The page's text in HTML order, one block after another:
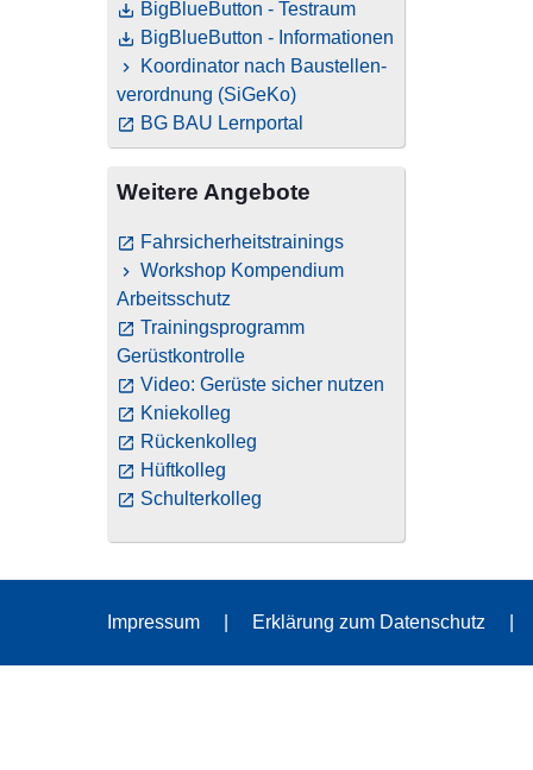
BigBlueButton - Testraum
BigBlueButton - Informationen
Koordinator nach Baustellen­
verordnung (SiGeKo)
BG BAU Lernportal
Weitere Angebote
Fahrsicherheitstrainings
Workshop Kompendium
Arbeitsschutz
Trainingsprogramm
Gerüstkontrolle
Video: Gerüste sicher nutzen
Kniekolleg
Rückenkolleg
Hüftkolleg
Schulterkolleg
Impressum Erklärung zum Datenschutz